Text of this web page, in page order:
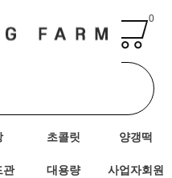
0
초콜릿 양갱떡
관 대용량 사업자회원